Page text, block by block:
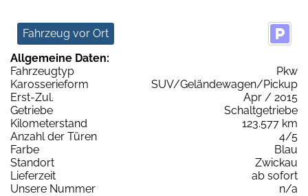
Fahrzeug vor Ort
Allgemeine Daten:
Fahrzeugtyp
Pkw
Karosserieform
SUV/Geländewagen/Pickup
Erst-Zul.
Apr / 2015
Getriebe
Schaltgetriebe
Kilometerstand
123.577 km
Anzahl der Türen
4/5
Farbe
Blau
Standort
Zwickau
Lieferzeit
ab sofort
Unsere Nummer
n/a